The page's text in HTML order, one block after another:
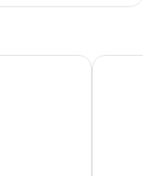
del Sol